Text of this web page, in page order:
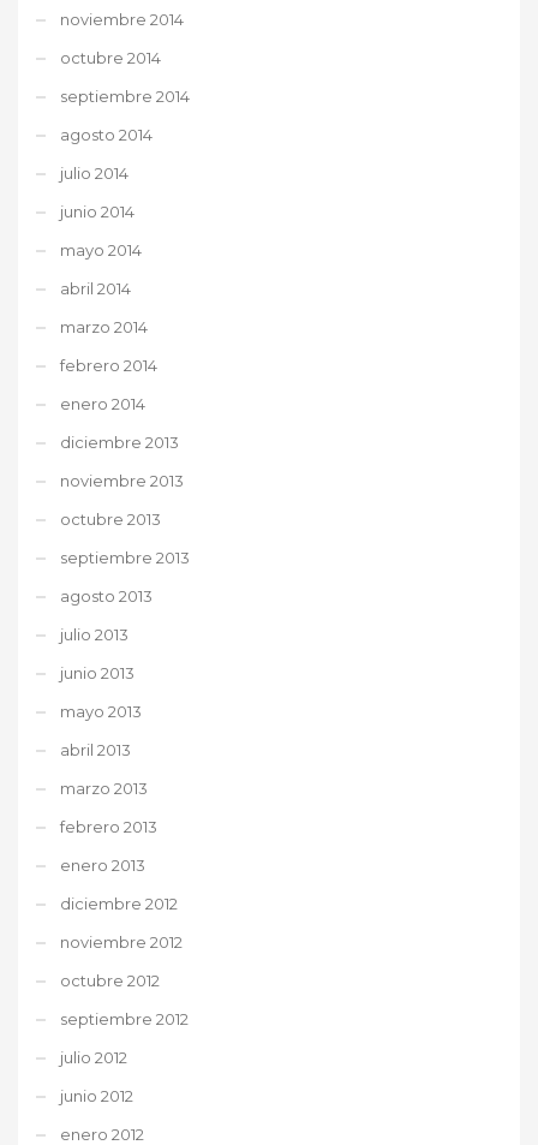
noviembre 2014
octubre 2014
septiembre 2014
agosto 2014
julio 2014
junio 2014
mayo 2014
abril 2014
marzo 2014
febrero 2014
enero 2014
diciembre 2013
noviembre 2013
octubre 2013
septiembre 2013
agosto 2013
julio 2013
junio 2013
mayo 2013
abril 2013
marzo 2013
febrero 2013
enero 2013
diciembre 2012
noviembre 2012
octubre 2012
septiembre 2012
julio 2012
junio 2012
enero 2012